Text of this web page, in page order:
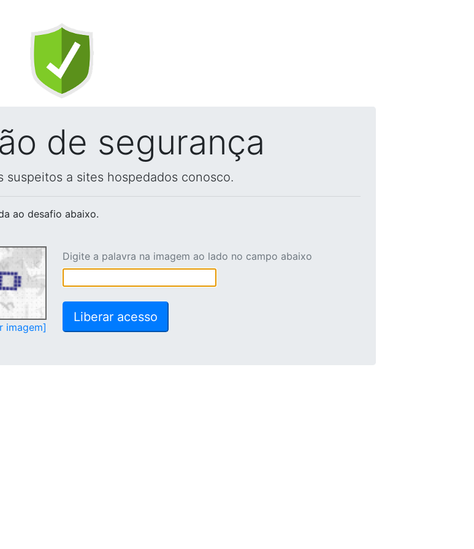
de segurança
a sites hospedados conosco.
ao desafio abaixo.
imagem]
Digite a palavra na imagem ao lado no campo abaixo